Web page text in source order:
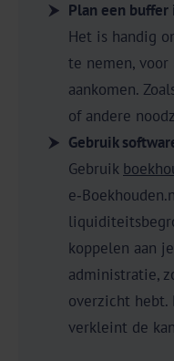
Plan een buffer
Het is handig
te nemen,
aankomen.
of andere
Gebruik
Gebruik
koppelen aan
administratie,
overzicht
verkleint de